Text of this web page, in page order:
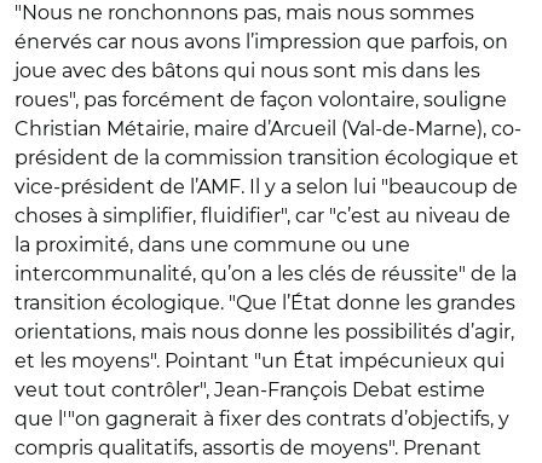
"Nous ne ronchonnons pas, mais nous sommes
énervés car nous avons l’impression que parfois, on
joue avec des bâtons qui nous sont mis dans les
roues", pas forcément de façon volontaire, souligne
Christian Métairie, maire d’Arcueil (Val-de-Marne), co-
président de la commission transition écologique et
vice-président de l’AMF. Il y a selon lui "beaucoup de
choses à simplifier, fluidifier", car "c’est au niveau de
la proximité, dans une commune ou une
intercommunalité, qu’on a les clés de réussite" de la
transition écologique. "Que l’État donne les grandes
orientations, mais nous donne les possibilités d’agir,
et les moyens". Pointant "un État impécunieux qui
veut tout contrôler", Jean-François Debat estime
que l'"on gagnerait à fixer des contrats d’objectifs, y
compris qualitatifs, assortis de moyens". Prenant